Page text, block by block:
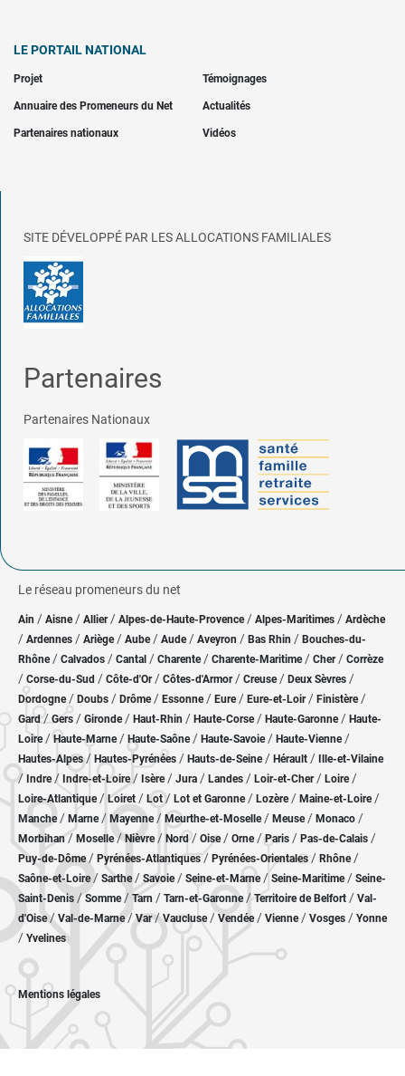
LE PORTAIL NATIONAL
Projet Témoignages
Annuaire des Promeneurs du Net Actualités
Partenaires nationaux Vidéos
SITE DÉVELOPPÉ PAR LES ALLOCATIONS FAMILIALES
Partenaires
Partenaires Nationaux
Le réseau promeneurs du net
Ain / Aisne/ Allier/ Alpes-de-Haute-Provence / Alpes-Maritimes / Ardèche
/ Ardennes / Ariège/ Aube/ Aude / Aveyron / Bas Rhin / Bouches-du-
Rhône/ Calvados / Cantal / Charente / Charente-Maritime/ Cher / Corrèze
/ Corse-du-Sud / Côte-d'Or / Côtes-d'Armor/ Creuse/ Deux Sèvres /
Dordogne/ Doubs / Drôme/ Essonne / Eure/ Eure-et-Loir / Finistère/
Gard/ Gers / Gironde/ Haut-Rhin / Haute-Corse/ Haute-Garonne/ Haute-
Loire/Haute-Marne/ Haute-Saône/ Haute-Savoie/ Haute-Vienne/
Hautes-Alpes/ Hautes-Pyrénées / Hauts-de-Seine/ Hérault / Ille-et-Vilaine
/ Indre/ Indre-et-Loire/ Isère/ Jura / Landes / Loir-et-Cher/ Loire/
Loire-Atlantique/ Loiret / Lot/ Lot et Garonne/ Lozère / Maine-et-Loire/
Manche/ Marne/ Mayenne/ Meurthe-et-Moselle/ Meuse/ Monaco /
Morbihan/ Moselle/ Nièvre / Nord/ Oise / Orne/Paris / Pas-de-Calais /
Puy-de-Dôme/ Pyrénées-Atlantiques / Pyrénées-Orientales / Rhône/
Saône-et-Loire/ Sarthe/ Savoie/ Seine-et-Marne/ Seine-Maritime/ Seine-
Saint-Denis /Somme/ Tarn / Tarn-et-Garonne/Territoire de Belfort / Val-
d'Oise/ Val-de-Marne/Var/Vaucluse/ Vendée/ Vienne/ Vosges / Yonne
/ Yvelines
Mentions légales